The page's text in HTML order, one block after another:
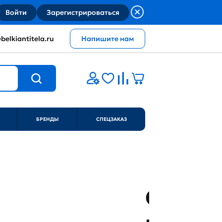
Войти Зарегистрироваться
Напишите нам
БРЕНДЫ СПЕЦЗАКАЗ